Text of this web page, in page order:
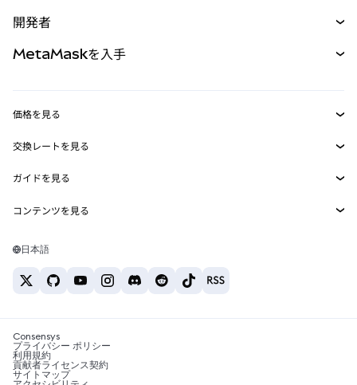
パーペチュアル
RWA
開発者
MetaMask Connect
Snaps
Web3サービス
MetaMaskを入手
セキュリティ
サポート
キャリア
お問い合わせ
価格を見る
イーサリアムの価格
Solanaの価格
Tetherの価格
交換レートを見る
ETH→USD
USDT→INR
BTC→INR
ETH→USDT
ガイドを見る
ETHの購入
USDTの購入
SHIBの購入
BNBの購入
コンテンツを見る
Solanaウォレット
税制関連ニュース
暗号資産の購入方法は？
日本語
Consensys
プライバシー ポリシー
利用規約
貢献者ライセンス契約
サイトマップ